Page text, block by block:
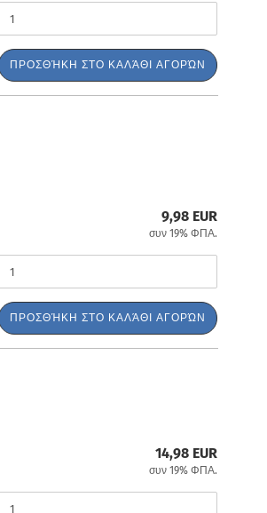
ΠΡΟΣΘΉΚΗ ΣΤΟ ΚΑΛΆΘΙ ΑΓΟΡΏΝ
9,98 EUR
συν 19% ΦΠΑ.
ΠΡΟΣΘΉΚΗ ΣΤΟ ΚΑΛΆΘΙ ΑΓΟΡΏΝ
14,98 EUR
συν 19% ΦΠΑ.